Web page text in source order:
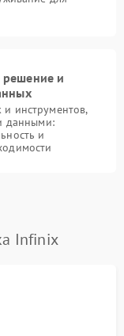
и
инструментов,
данными:
и
Infinix